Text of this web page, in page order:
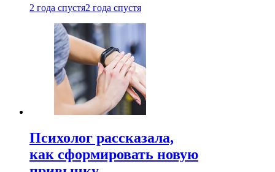
2 года спустя2 года спустя
Психолог рассказала,
как сформировать новую